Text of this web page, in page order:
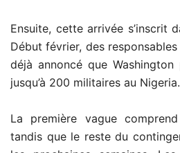
Ensuite, cette arrivée s’inscrit
Début février, des
déjà annoncé que
jusqu’à 200 militaires au Nigeria.
La première vague
tandis que le reste du